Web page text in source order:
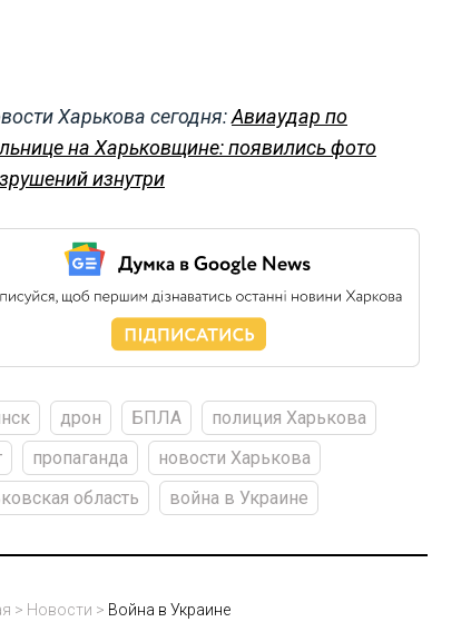
Харькова сегодня:Авиаудар по
на Харьковщине: появились фото
изнутри
дрон БПЛА
полиция Харькова
пропаганда
новости Харькова
область
война в Украине
> Новости > Война в Украине